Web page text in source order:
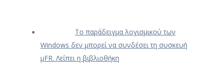
Το παράδειγμα λογισμικού των
Windows δεν μπορεί να συνδέσει τη συσκευή
μFR. Λείπει η βιβλιοθήκη